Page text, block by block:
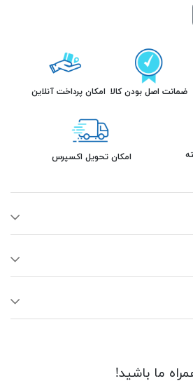
ضمانت اصل بودن کالا امکان پرداخت آنلاین
امکان تحویل اکسپرس
ما باشید!